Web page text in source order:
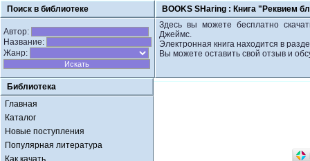
Поиск в библиотеке BOOKS SHaring : Книга "Реквием
Автор:
Название:
Жанр:
Здесь вы можете бесплатно
Джеймс.
Электронная книга находится в
Вы можете оставить свой отзыв и
Библиотека
Главная
Каталог
Новые поступления
Популярная литература
Как качать